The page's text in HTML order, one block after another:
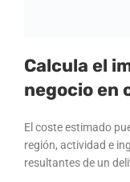
Calcula el
negocio en
El coste estimado
región, actividad e
resultantes de un